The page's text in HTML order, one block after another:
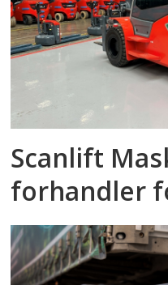
Scanlift
forhandler